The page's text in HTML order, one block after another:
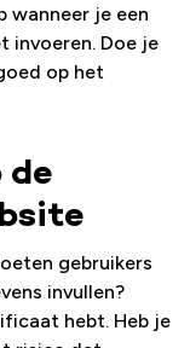
wanneer je een
invoeren. Doe je
op het
de
gebruikers
invullen?
hebt. Heb je